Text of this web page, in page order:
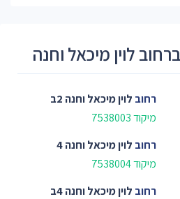
לוין מיכאל וחנה
רחוב לוין מיכאל וחנה 2ב
מיקוד 7538003
רחוב לוין מיכאל וחנה 4
מיקוד 7538004
רחוב לוין מיכאל וחנה 4ב